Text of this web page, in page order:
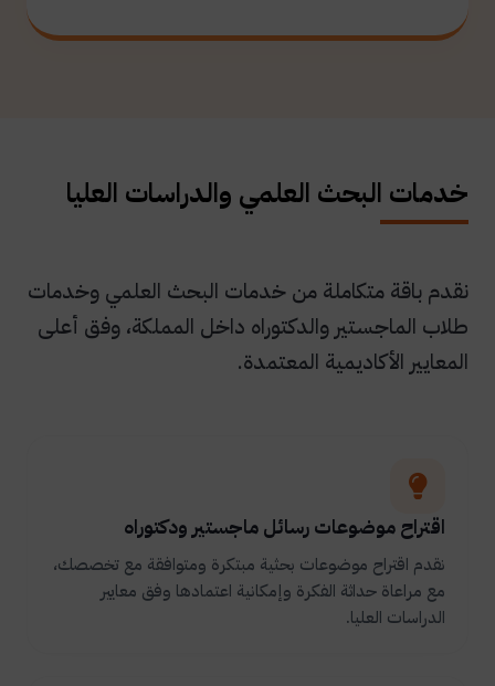
خدمات البحث العلمي والدراسات العليا
نقدم باقة متكاملة من خدمات البحث العلمي وخدمات
طلاب الماجستير والدكتوراه داخل المملكة، وفق أعلى
المعايير الأكاديمية المعتمدة.
اقتراح موضوعات رسائل ماجستير ودكتوراه
نقدم اقتراح موضوعات بحثية مبتكرة ومتوافقة مع تخصصك،
مع مراعاة حداثة الفكرة وإمكانية اعتمادها وفق معايير
الدراسات العليا.